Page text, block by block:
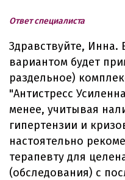
Ответ специалиста
Здравствуйте,
вариантом будет
раздельное)
"Антистресс
менее, учитывая
гипертензии и
настоятельно
терапевту для
(обследования) с